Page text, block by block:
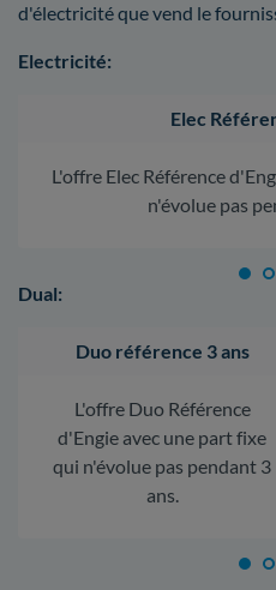
d'électricité que vend le
Electricité:
Elec
L'offre Elec Référence
n'évolue pas
Dual:
Duo référence 3 ans
L'offre Duo Référence
d'Engie avec une part fixe
qui n'évolue pas pendant 3
ans.